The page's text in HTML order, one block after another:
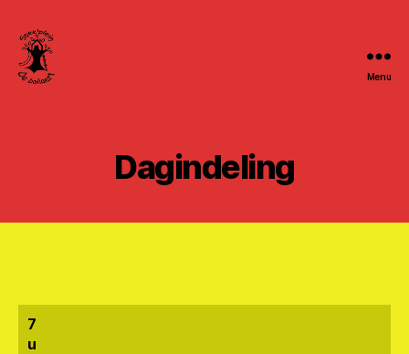
Menu
Dagindeling
7
u